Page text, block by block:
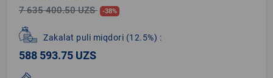
7 635 400.50 UZS -38%
Zakalat puli miqdori (12.5%) :
588 593.75 UZS